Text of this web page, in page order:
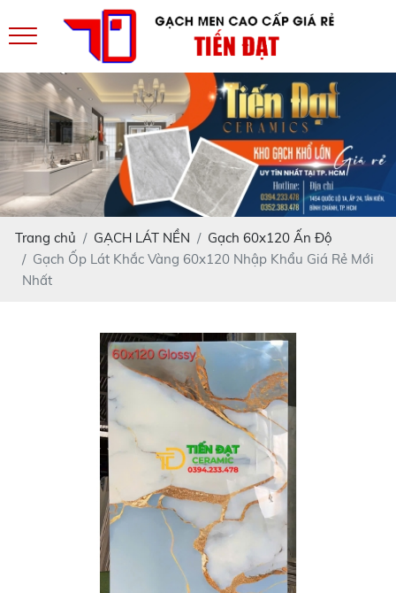
Trang chủ GẠCH LÁT NỀN
Gạch 60x120 Ấn Độ
Gạch Ốp Lát Khắc Vàng 60x120 Nhập Khẩu Giá Rẻ Mới
Nhất